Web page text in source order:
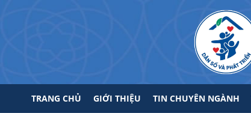
TRANG CHỦ GIỚI THIỆU TIN CHUYÊN NGÀNH